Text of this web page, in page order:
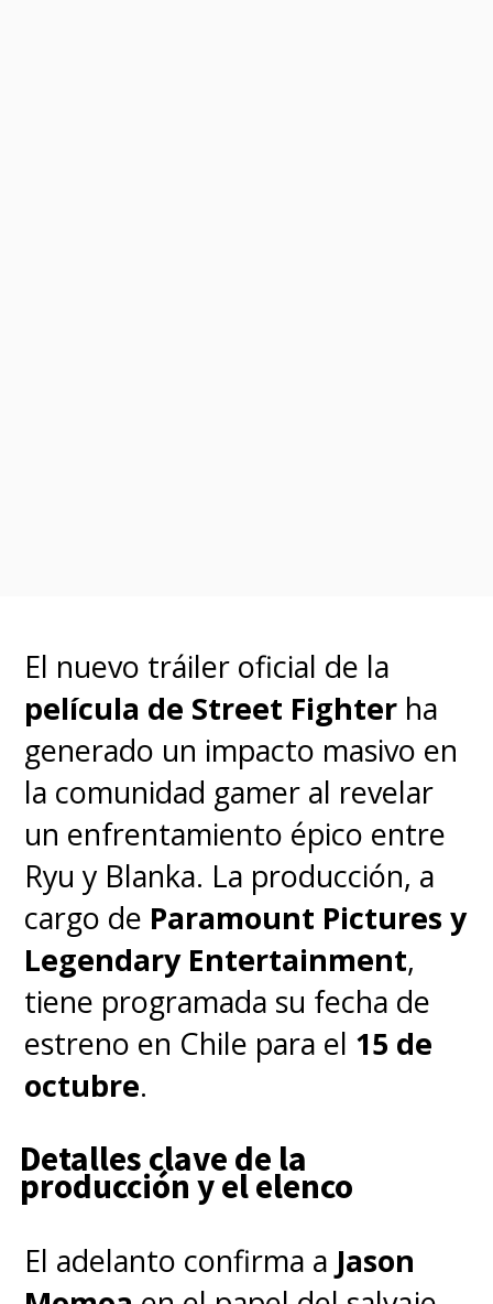
se suma a los productores
Arad, Ari Arad y Emmy Yu de
Arad Productions, y Jeremy
Latcham (Calabozos y
Dragones).
'Naruto,' one of the most
popular mangas of all
time that tracked the
character’s coming-of-
age, friendships, and
ninja battles, is headed to
the big screen:
https://t.co/6vjjtNSe5U
pic.twitter.com/jwydHiEszH
El nuevo tráiler oficial de la
película de Street Fighter ha
generado un impacto masivo en
la comunidad gamer al revelar
un enfrentamiento épico entre
Ryu y Blanka. La producción, a
cargo de Paramount Pictures y
Legendary Entertainment,
tiene programada su fecha de
estreno en Chile para el 15 de
octubre.
Detalles clave de la
producción y el elenco
El adelanto confirma a Jason